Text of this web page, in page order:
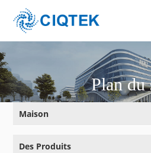
Plan du
Maison
Des Produits